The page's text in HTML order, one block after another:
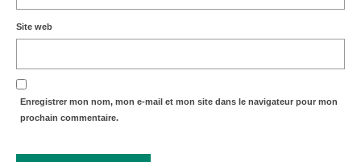
Site web
Enregistrer mon nom, mon e-mail et mon site dans le navigateur pour mon
prochain commentaire.